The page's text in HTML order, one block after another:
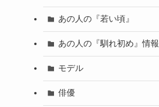
あの人の『若い頃』
あの人の『馴れ初め』情報
モデル
俳優